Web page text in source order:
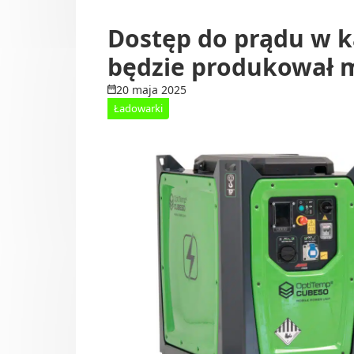
Ze
Dostęp do prądu w
będzie produkował
20 maja 2025
Ładowarki